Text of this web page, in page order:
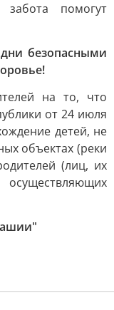
помогут
безопасными
на то, что
от 24 июля
детей, не
объектах (реки
(лиц, их